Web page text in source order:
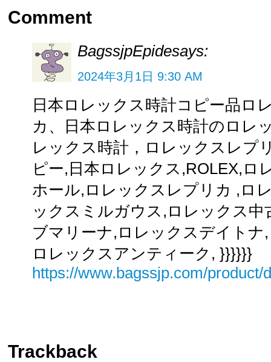
Comment
BagssjpEpidesays:
2024年3月1日 9:30 AM
日本ロレックス時計コピー品ロ
カ、日本ロレックス時計のロレ
レックス時計，ロレックスレプ
ピー,日本ロレックス,ROLEX,ロ
ホール,ロレックスレプリカ ,ロ
ックスミルガウス,ロレックス中
ブマリーナ,ロレックスデイトナ
ロレックスアンティーク, }}}}}}
https://www.bagssjp.com/product/
Trackback